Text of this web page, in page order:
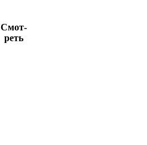
Смот­
реть